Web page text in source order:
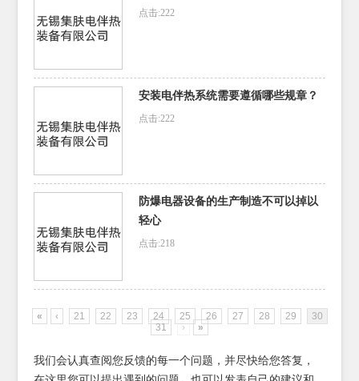
点击:222
安装电伴热系统需要遵循哪些规章？
点击:222
防爆电器设备的生产制造不可以掉以
轻心
点击:218
« ‹ 21 22 23 24 25 26 27 28 29
30
31
› »
我们会认真查阅您反馈的每一个问题，并尽快给您答复，